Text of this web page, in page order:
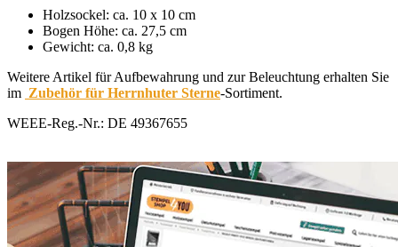
Holzsockel: ca. 10 x 10 cm
Bogen Höhe: ca. 27,5 cm
Gewicht: ca. 0,8 kg
Weitere Artikel für Aufbewahrung und zur Beleuchtung erhalten Sie
im Zubehör für Herrnhuter Sterne-Sortiment.
WEEE-Reg.-Nr.: DE 49367655